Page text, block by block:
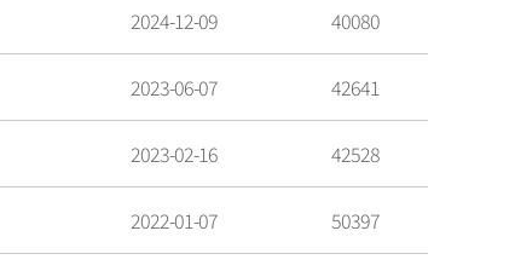
2024-12-09 40080
2023-06-07 42641
2023-02-16 42528
2022-01-07 50397